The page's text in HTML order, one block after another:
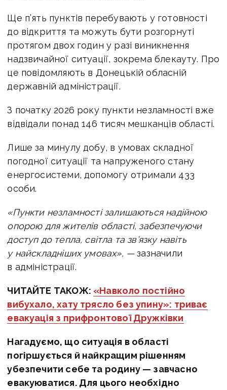
Ще п’ять пунктів перебувають у готовності
до відкриття та можуть бути розгорнуті
протягом двох годин у разі виникнення
надзвичайної ситуації, зокрема блекауту. Про
це повідомляють в Донецькій обласній
державній адміністрації.
З початку 2026 року пункти незламності вже
відвідали понад 146 тисяч мешканців області.
Лише за минулу добу, в умовах складної
погодної ситуації та напруженого стану
енергосистеми, допомогу отримали 433
особи.
«Пункти незламності залишаються надійною
опорою для жителів області, забезпечуючи
доступ до тепла, світла та зв’язку навіть
у найскладніших умовах», —зазначили
в адміністрації.
ЧИТАЙТЕ ТАКОЖ: «Навколо постійно
вибухало, хату трясло без упину»: триває
евакуація з прифронтової Дружківки
Нагадуємо, що ситуація в області
погіршується й найкращим рішенням
убезпечити себе та родину — завчасно
евакуюватися. Для цього необхідно